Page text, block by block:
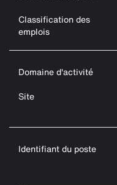
Classification des
emplois
Domaine d'activité
Site
Identifiant du poste